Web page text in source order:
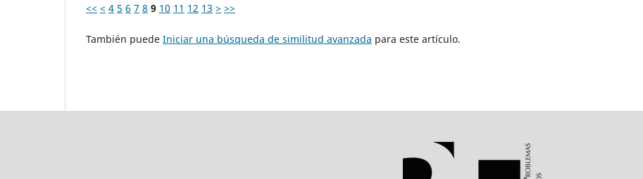
<< < 4 5 6 7 8 9 10 11 12 13 > >>
También puede Iniciar una búsqueda de similitud avanzada para este artículo.